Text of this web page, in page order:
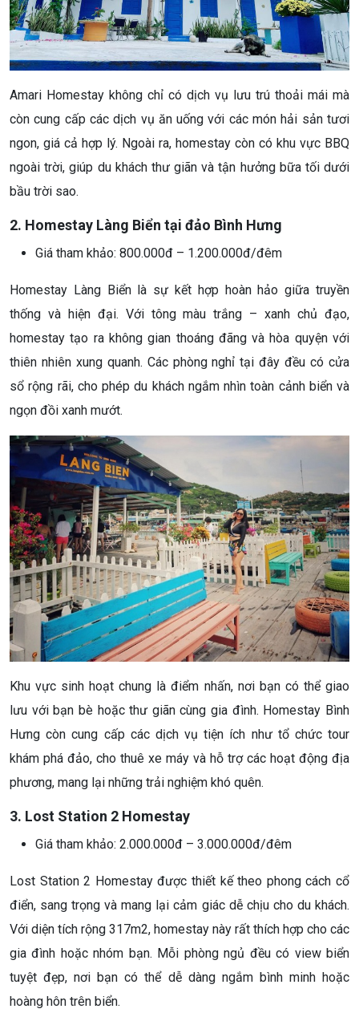
Amari Homestay không chỉ có dịch vụ lưu trú thoải mái mà
còn cung cấp các dịch vụ ăn uống với các món hải sản tươi
ngon, giá cả hợp lý. Ngoài ra, homestay còn có khu vực BBQ
ngoài trời, giúp du khách thư giãn và tận hưởng bữa tối dưới
bầu trời sao.
2. Homestay Làng Biển tại đảo Bình Hưng
Giá tham khảo: 800.000đ – 1.200.000đ/đêm
Homestay Làng Biển là sự kết hợp hoàn hảo giữa truyền
thống và hiện đại. Với tông màu trắng – xanh chủ đạo,
homestay tạo ra không gian thoáng đãng và hòa quyện với
thiên nhiên xung quanh. Các phòng nghỉ tại đây đều có cửa
sổ rộng rãi, cho phép du khách ngắm nhìn toàn cảnh biển và
ngọn đồi xanh mướt.
Khu vực sinh hoạt chung là điểm nhấn, nơi bạn có thể giao
lưu với bạn bè hoặc thư giãn cùng gia đình. Homestay Bình
Hưng còn cung cấp các dịch vụ tiện ích như tổ chức tour
khám phá đảo, cho thuê xe máy và hỗ trợ các hoạt động địa
phương, mang lại những trải nghiệm khó quên.
3. Lost Station 2 Homestay
Giá tham khảo: 2.000.000đ – 3.000.000đ/đêm
Lost Station 2 Homestay được thiết kế theo phong cách cổ
điển, sang trọng và mang lại cảm giác dễ chịu cho du khách.
Với diện tích rộng 317m2, homestay này rất thích hợp cho các
gia đình hoặc nhóm bạn. Mỗi phòng ngủ đều có view biển
tuyệt đẹp, nơi bạn có thể dễ dàng ngắm bình minh hoặc
hoàng hôn trên biển.